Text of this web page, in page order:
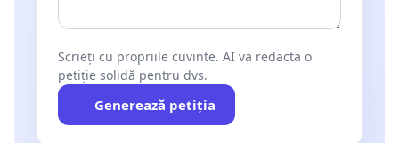
Scrieți cu propriile cuvinte. AI va redacta o
petiție solidă pentru dvs.
Generează petiția